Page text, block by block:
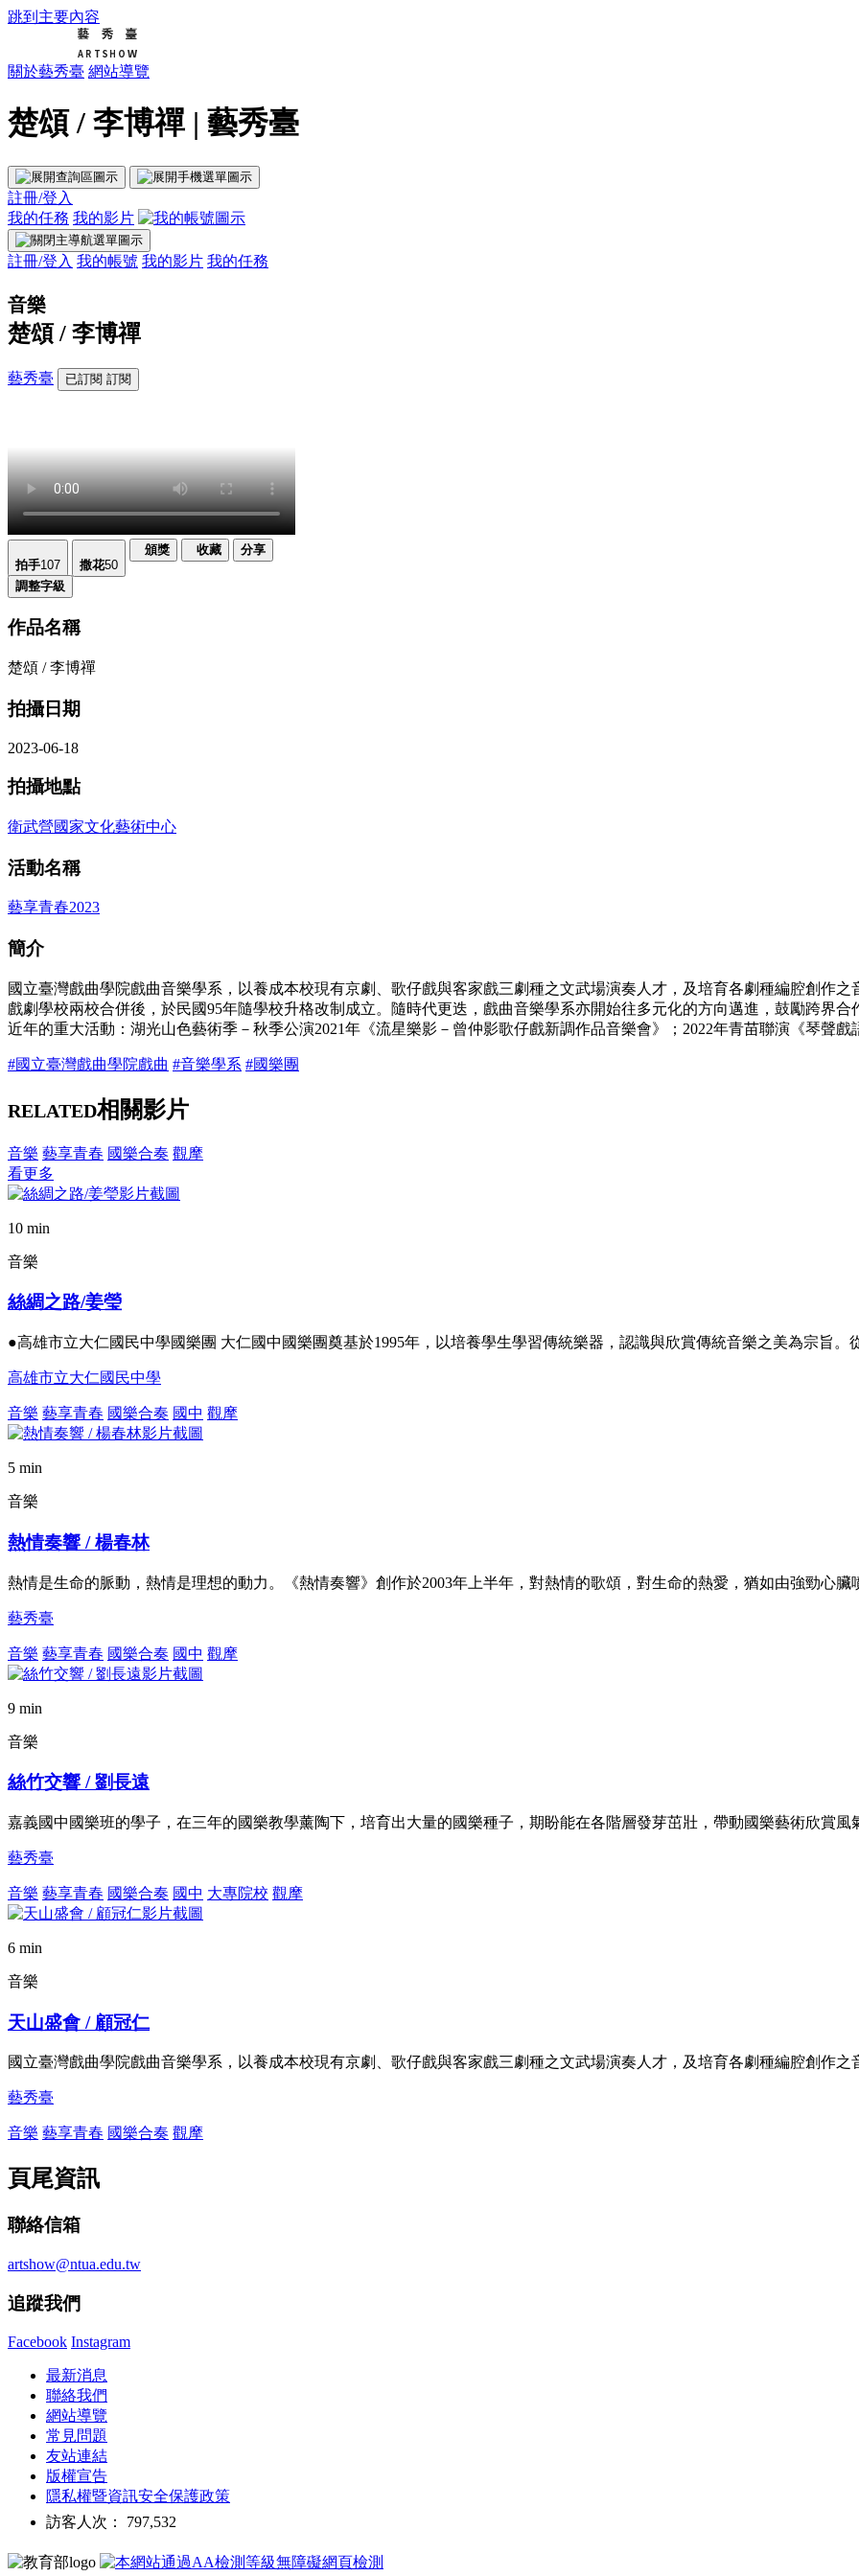
跳到主要內容
關於藝秀臺 網站導覽
楚頌 / 李博禪 | 藝秀臺
註冊/登入
我的任務 我的影片
註冊/登入 我的帳號 我的影片 我的任務
音樂
楚頌 / 李博禪
藝秀臺 已訂閱 訂閱
拍手107 撒花50
頒獎 收藏 分享
調整字級
作品名稱
楚頌 / 李博禪
拍攝日期
2023-06-18
拍攝地點
衛武營國家文化藝術中心
活動名稱
藝享青春2023
簡介
國立臺灣戲曲學院戲曲音樂學系，以養成本校現有京劇、歌仔戲與客家戲三劇種之文武場演奏人才，及培育各劇種編腔創作
戲劇學校兩校合併後，於民國95年隨學校升格改制成立。隨時代更迭，戲曲音樂學系亦開始往多元化的方向邁進，鼓勵跨界合
近年的重大活動：湖光山色藝術季－秋季公演2021年《流星樂影－曾仲影歌仔戲新調作品音樂會》；2022年青苗聯演《琴聲戲
#國立臺灣戲曲學院戲曲 #音樂學系 #國樂團
RELATED相關影片
音樂 藝享青春 國樂合奏 觀摩
看更多
10 min
音樂
絲綢之路/姜瑩
●高雄市立大仁國民中學國樂團 大仁國中國樂團奠基於1995年，以培養學生學習傳統樂器，認識與欣賞傳統音樂之美為宗旨
高雄市立大仁國民中學
音樂 藝享青春 國樂合奏 國中 觀摩
5 min
音樂
熱情奏響 / 楊春林
熱情是生命的脈動，熱情是理想的動力。《熱情奏響》創作於2003年上半年，對熱情的歌頌，對生命的熱愛，猶如由強勁心
藝秀臺
音樂 藝享青春 國樂合奏 國中 觀摩
9 min
音樂
絲竹交響 / 劉長遠
嘉義國中國樂班的學子，在三年的國樂教學薰陶下，培育出大量的國樂種子，期盼能在各階層發芽茁壯，帶動國樂藝術欣賞
藝秀臺
音樂 藝享青春 國樂合奏 國中 大專院校 觀摩
6 min
音樂
天山盛會 / 顧冠仁
國立臺灣戲曲學院戲曲音樂學系，以養成本校現有京劇、歌仔戲與客家戲三劇種之文武場演奏人才，及培育各劇種編腔創作
藝秀臺
音樂 藝享青春 國樂合奏 觀摩
頁尾資訊
聯絡信箱
artshow@ntua.edu.tw
追蹤我們
Facebook Instagram
最新消息
聯絡我們
網站導覽
常見問題
友站連結
版權宣告
隱私權暨資訊安全保護政策
訪客人次： 797,532